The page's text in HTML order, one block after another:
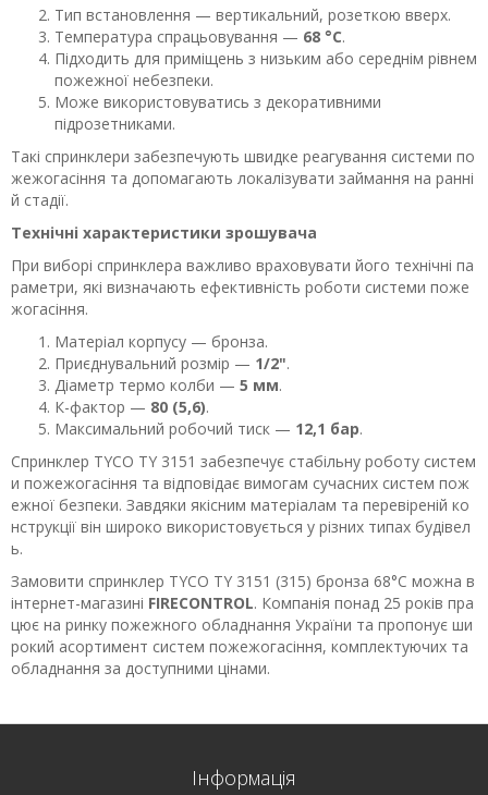
Тип встановлення — вертикальний, розеткою вверх.
Температура спрацьовування — 68 °С.
Підходить для приміщень з низьким або середнім рівнем
пожежної небезпеки.
Може використовуватись з декоративними
підрозетниками.
Такі спринклери забезпечують швидке реагування системи по
жежогасіння та допомагають локалізувати займання на ранні
й стадії.
Технічні характеристики зрошувача
При виборі спринклера важливо враховувати його технічні па
раметри, які визначають ефективність роботи системи поже
жогасіння.
Матеріал корпусу — бронза.
Приєднувальний розмір — 1/2".
Діаметр термо колби — 5 мм.
К-фактор — 80 (5,6).
Максимальний робочий тиск — 12,1 бар.
Спринклер TYCO TY 3151 забезпечує стабільну роботу систем
и пожежогасіння та відповідає вимогам сучасних систем пож
ежної безпеки. Завдяки якісним матеріалам та перевіреній ко
нструкції він широко використовується у різних типах будівел
ь.
Замовити спринклер TYCO TY 3151 (315) бронза 68°С можна в
інтернет-магазині FIRECONTROL. Компанія понад 25 років пра
цює на ринку пожежного обладнання України та пропонує ши
рокий асортимент систем пожежогасіння, комплектуючих та
обладнання за доступними цінами.
Інформація